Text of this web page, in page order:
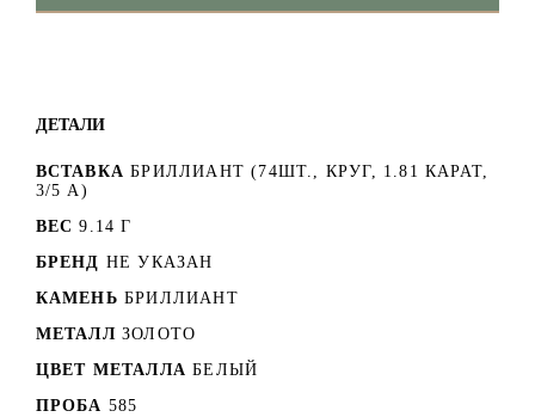
ДЕТАЛИ
ВСТАВКА БРИЛЛИАНТ (74ШТ., КРУГ, 1.81 КАРАТ,
3/5 А)
ВЕС 9.14 Г
БРЕНД НЕ УКАЗАН
КАМЕНЬ БРИЛЛИАНТ
МЕТАЛЛ ЗОЛОТО
ЦВЕТ МЕТАЛЛА БЕЛЫЙ
ПРОБА 585